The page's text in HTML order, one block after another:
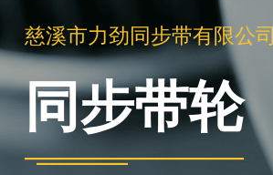
慈溪市力劲同步带有限公司
同步带轮